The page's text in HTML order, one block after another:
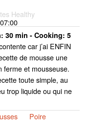
Healthy
07:00
30 min - Cooking: 5
car j’ai ENFIN
de mousse une
ferme et mousseuse.
toute simple, au
trop liquide ou qui ne
Poire